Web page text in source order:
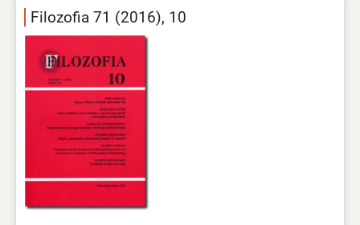
Filozofia 71 (2016), 10